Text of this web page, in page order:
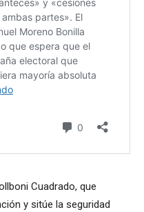
Cuadrado, que
y sitúe la seguridad